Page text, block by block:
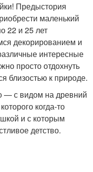
Предыстория
маленький
22 и 25 лет
декорированием и
интересные
просто отдохнуть
близостью к природе.
— с видом на древний
когда-то
и с которым
детство.